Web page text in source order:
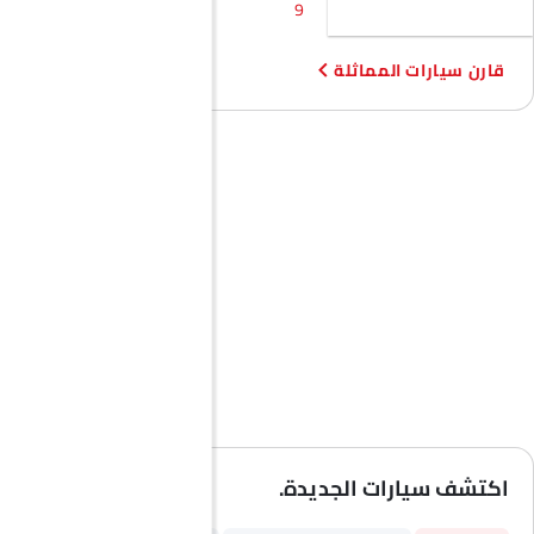
9
قارن سيارات المماثلة
اكتشف سيارات الجديدة.